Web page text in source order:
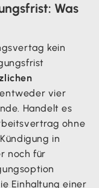
Was
kein
vier
Handelt es
ohne
in
noch für
Einhaltung einer